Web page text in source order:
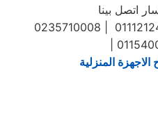
0235710008 |
|
المنزلية